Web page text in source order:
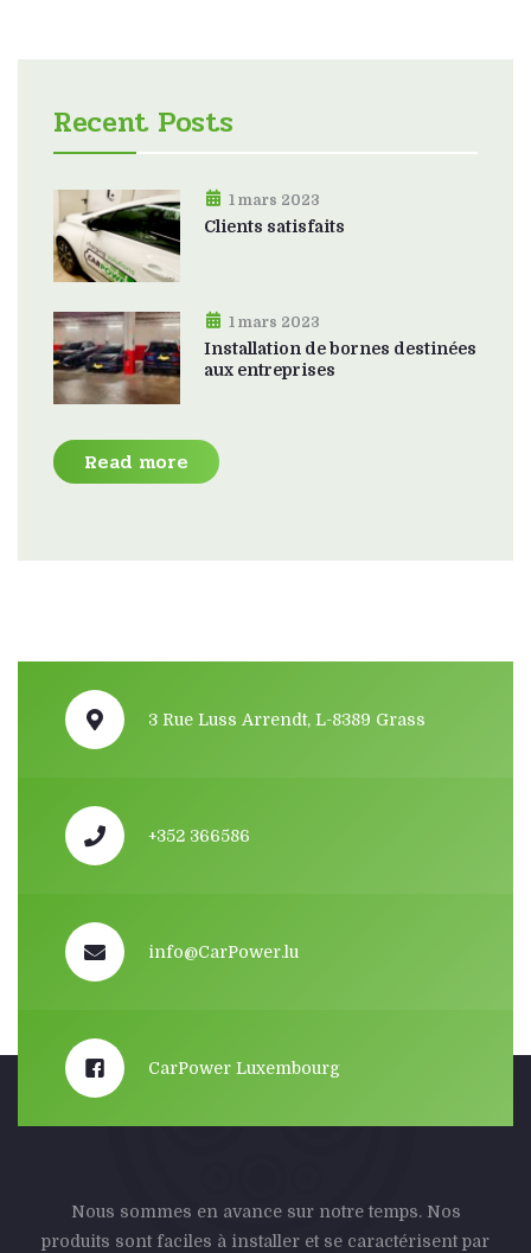
Recent Posts
1 mars 2023
Clients satisfaits
1 mars 2023
Installation de bornes destinées
aux entreprises
Read more
3 Rue Luss Arrendt, L-8389 Grass
+352 366586
info@CarPower.lu
CarPower Luxembourg
Nous sommes en avance sur notre temps. Nos
produits sont faciles à installer et se caractérisent par